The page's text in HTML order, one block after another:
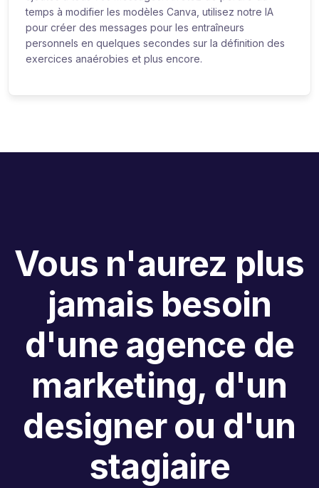
temps à modifier les modèles Canva, utilisez notre IA
pour créer des messages pour les entraîneurs
personnels en quelques secondes sur la définition des
exercices anaérobies et plus encore.
Vous n'aurez plus
jamais besoin
d'une agence de
marketing, d'un
designer ou d'un
stagiaire